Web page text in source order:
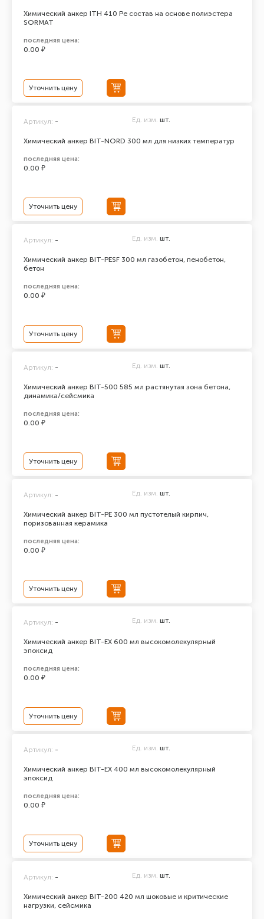
Химический анкер ITH 410 Pe состав на основе полиэстера
SORMAT
последняя цена:
0.00 ₽
Уточнить цену
Химический анкер BIT-NORD 300 мл для низких температур
Артикул: - Ед. изм. шт.
последняя цена:
0.00 ₽
Уточнить цену
Химический анкер BIT-PESF 300 мл газобетон, пенобетон,
бетон
Артикул: - Ед. изм. шт.
последняя цена:
0.00 ₽
Уточнить цену
Химический анкер BIT-500 585 мл растянутая зона бетона,
динамика/сейсмика
Артикул: - Ед. изм. шт.
последняя цена:
0.00 ₽
Уточнить цену
Химический анкер BIT-PE 300 мл пустотелый кирпич,
поризованная керамика
Артикул: - Ед. изм. шт.
последняя цена:
0.00 ₽
Уточнить цену
Химический анкер BIT-EX 600 мл высокомолекулярный
эпоксид
Артикул: - Ед. изм. шт.
последняя цена:
0.00 ₽
Уточнить цену
Химический анкер BIT-EX 400 мл высокомолекулярный
эпоксид
Артикул: - Ед. изм. шт.
последняя цена:
0.00 ₽
Уточнить цену
Химический анкер BIT-200 420 мл шоковые и критические
нагрузки, сейсмика
Артикул: - Ед. изм. шт.